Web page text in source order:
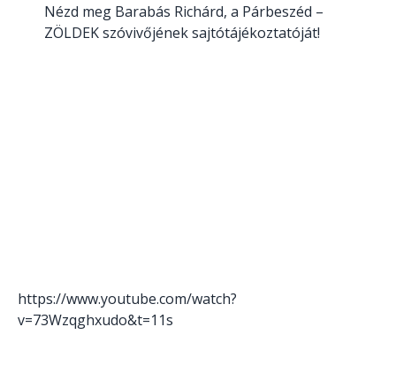
Nézd meg Barabás Richárd, a Párbeszéd –
ZÖLDEK szóvivőjének sajtótájékoztatóját!
https://www.youtube.com/watch?
v=73Wzqghxudo&t=11s